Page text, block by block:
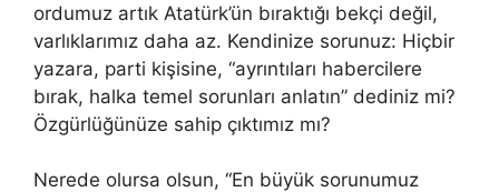
ordumuz artık Atatürk’ün bıraktığı bekçi değil,
varlıklarımız daha az. Kendinize sorunuz: Hiçbir
yazara, parti kişisine, “ayrıntıları habercilere
bırak, halka temel sorunları anlatın” dediniz mi?
Özgürlüğünüze sahip çıktımız mı?
Nerede olursa olsun, “En büyük sorunumuz